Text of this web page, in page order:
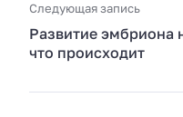
Следующая запись
Развитие эмбриона
что происходит